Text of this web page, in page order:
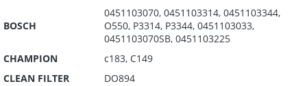
BOSCH
0451103070, 0451103314, 0451103344,
O550, P3314, P3344, 0451103033,
0451103070SB, 0451103225
CHAMPION
c183, C149
CLEAN FILTER
DO894